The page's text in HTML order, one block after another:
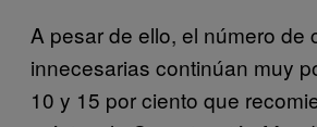
A pesar de ello, el número de
innecesarias continúan muy
10 y 15 por ciento que